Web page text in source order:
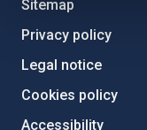
Sitemap
Privacy policy
Legal notice
Cookies policy
Accessibility